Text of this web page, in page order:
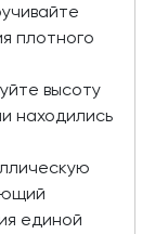
плотного
высоту
находились
единой